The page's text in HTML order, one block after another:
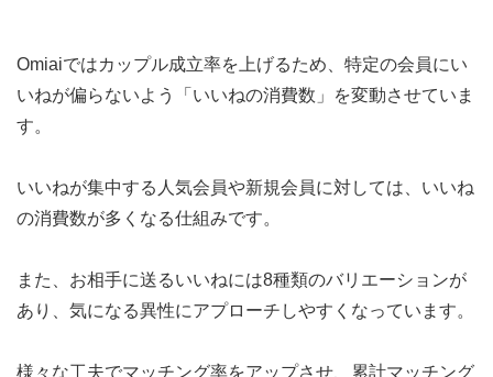
Omiaiではカップル成立率を上げるため、 特定の会員にい
いねが偏らないよう「いいねの消費数」を変動させていま
す。
いいねが集中する人気会員や新規会員に対しては、いいね
の消費数が多くなる仕組みです。
また、お相手に送るいいねには8種類のバリエーションが
あり、気になる異性にアプローチしやすくなっています。
様々な工夫でマッチング率をアップさせ、 累計マッチング